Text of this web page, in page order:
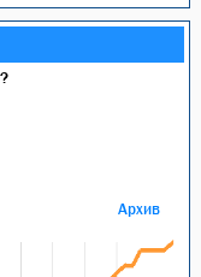
Архив